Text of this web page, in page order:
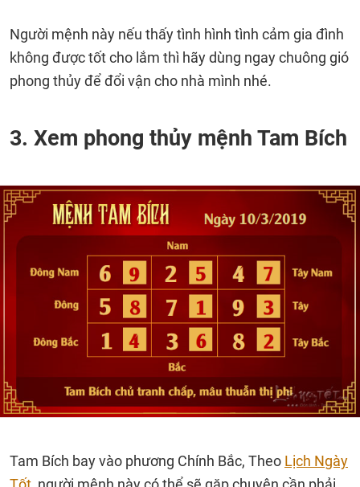
Người mệnh này nếu thấy tình hình tình cảm gia đình
không được tốt cho lắm thì hãy dùng ngay chuông gió
phong thủy để đổi vận cho nhà mình nhé.
3. Xem phong thủy mệnh Tam Bích
Tam Bích bay vào phương Chính Bắc, Theo Lịch Ngày